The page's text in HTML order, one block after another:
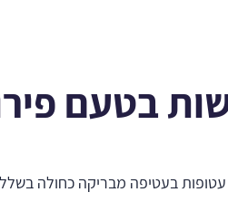
בטעם
עטופות בעטיפה מבריקה כחולה